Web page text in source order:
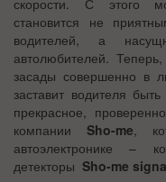
скорости. С этого
становится не
водителей, а
автолюбителей.
засады совершенно в
заставит водителя
прекрасное,
компании Sho-me,
автоэлектронике –
детекторы Sho-me